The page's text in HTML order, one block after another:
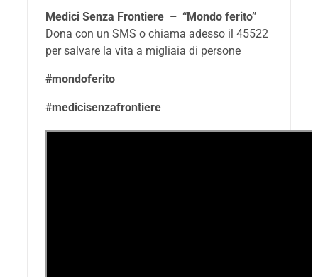
Medici Senza Frontiere – “Mondo ferito”
Dona con un SMS o chiama adesso il 45522
per salvare la vita a migliaia di persone
#mondoferito
#medicisenzafrontiere